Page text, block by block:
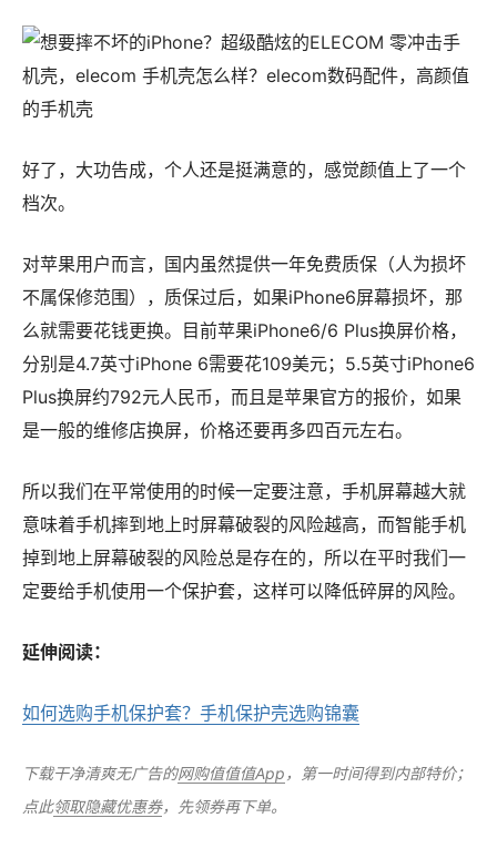
好了，大功告成，个人还是挺满意的，感觉颜值上了一个
档次。
对苹果用户而言，国内虽然提供一年免费质保（人为损坏
不属保修范围），质保过后，如果iPhone6屏幕损坏，那
么就需要花钱更换。目前苹果iPhone6/6 Plus换屏价格，
分别是4.7英寸iPhone 6需要花109美元；5.5英寸iPhone6
Plus换屏约792元人民币，而且是苹果官方的报价，如果
是一般的维修店换屏，价格还要再多四百元左右。
所以我们在平常使用的时候一定要注意，手机屏幕越大就
意味着手机摔到地上时屏幕破裂的风险越高，而智能手机
掉到地上屏幕破裂的风险总是存在的，所以在平时我们一
定要给手机使用一个保护套，这样可以降低碎屏的风险。
延伸阅读：
如何选购手机保护套？手机保护壳选购锦囊
下载干净清爽无广告的网购值值值App ，第一时间得到内部特价；
点此领取隐藏优惠券，先领券再下单。